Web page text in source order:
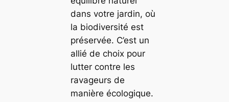
dans votre jardin, où
la biodiversité est
préservée. C’est un
allié de choix pour
lutter contre les
ravageurs de
manière écologique.